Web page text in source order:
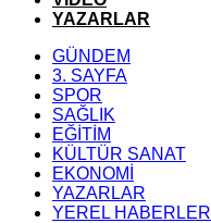
YAZARLAR
GÜNDEM
3. SAYFA
SPOR
SAĞLIK
EĞİTİM
KÜLTÜR SANAT
EKONOMİ
YAZARLAR
YEREL HABERLER